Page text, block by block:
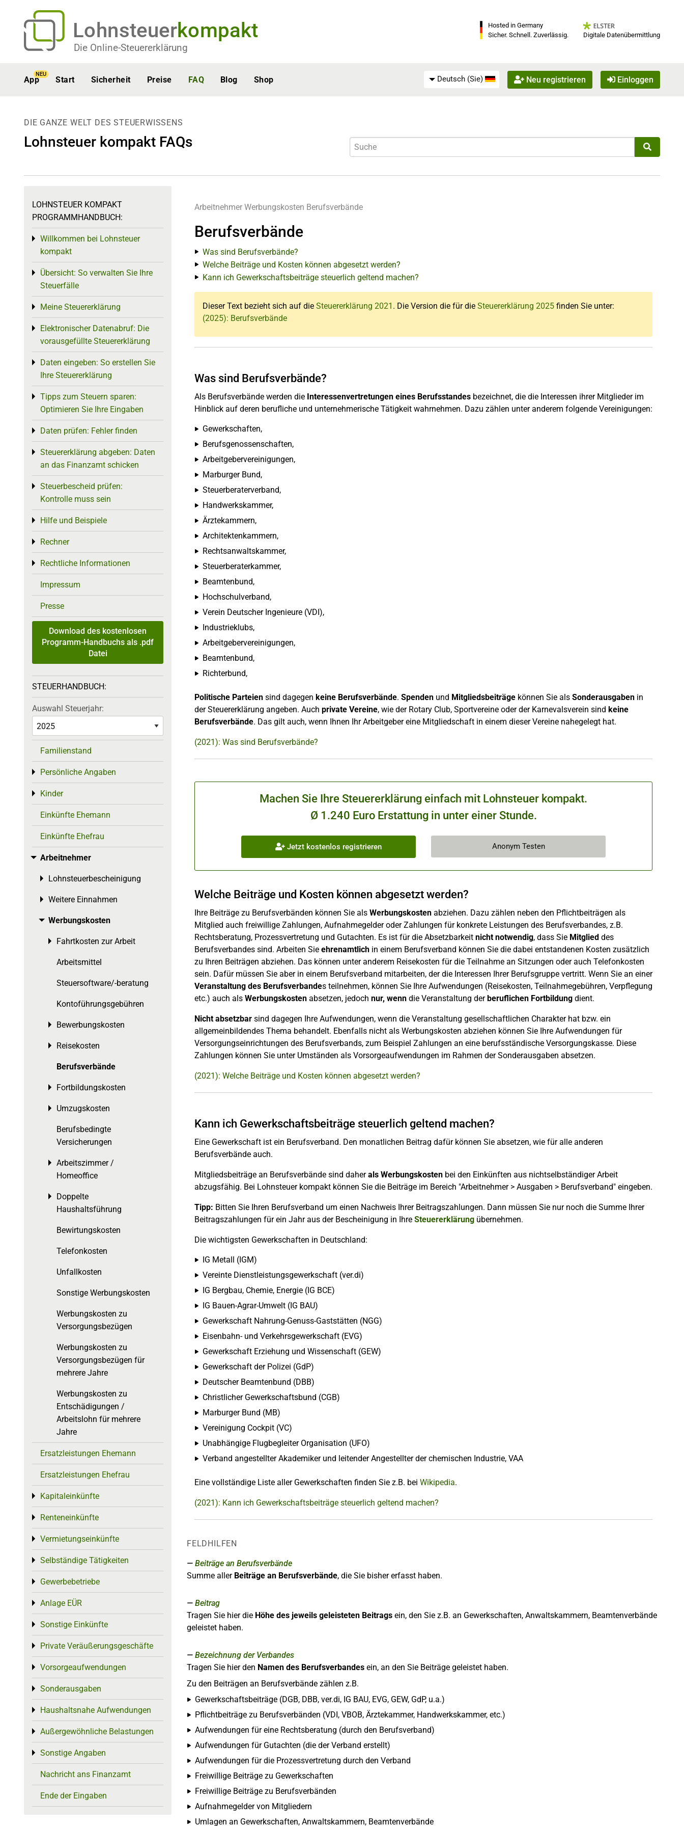
Lohnsteuerkompakt
Die Online-Steuererklärung
Hosted in Germany
Sicher. Schnell. Zuverlässig.
Digitale Datenübermittlung
App
NEU
Start Sicherheit Preise FAQ Blog Shop Deutsch (Sie) Neu registrieren Einloggen
DIE GANZE WELT DES STEUERWISSENS
Lohnsteuer kompakt FAQs
Arbeitnehmer Werbungskosten Berufsverbände
Berufsverbände
Was sind Berufsverbände?
Welche Beiträge und Kosten können abgesetzt werden?
Kann ich Gewerkschaftsbeiträge steuerlich geltend machen?
Dieser Text bezieht sich auf die Steuererklärung 2021 . Die Version die für die Steuererklärung 2025 finden Sie unter:
(2025): Berufsverbände
Was sind Berufsverbände?
Als Berufsverbände werden die Interessenvertretungen eines Berufsstandes bezeichnet, die die Interessen ihrer Mitglieder im
Hinblick auf deren berufliche und unternehmerische Tätigkeit wahrnehmen. Dazu zählen unter anderem folgende Vereinigungen:
Gewerkschaften,
Berufsgenossenschaften,
Arbeitgebervereinigungen,
Marburger Bund,
Steuerberaterverband,
Handwerkskammer,
Ärztekammern,
Architektenkammern,
Rechtsanwaltskammer,
Steuerberaterkammer,
Beamtenbund,
Hochschulverband,
Verein Deutscher Ingenieure (VDI),
Industrieklubs,
Arbeitgebervereinigungen,
Beamtenbund,
Richterbund,
Politische Parteien sind dagegen keine Berufsverbände. Spenden und Mitgliedsbeiträge können Sie als Sonderausgaben in
der Steuererklärung angeben. Auch private Vereine, wie der Rotary Club, Sportvereine oder der Karnevalsverein sind keine
Berufsverbände. Das gilt auch, wenn Ihnen Ihr Arbeitgeber eine Mitgliedschaft in einem dieser Vereine nahegelegt hat.
(2021): Was sind Berufsverbände?
Machen Sie Ihre Steuererklärung einfach mit Lohnsteuer kompakt.
Ø 1.240 Euro Erstattung in unter einer Stunde.
Jetzt kostenlos registrieren Anonym Testen
Welche Beiträge und Kosten können abgesetzt werden?
Ihre Beiträge zu Berufsverbänden können Sie als Werbungskosten abziehen. Dazu zählen neben den Pflichtbeiträgen als
Mitglied auch freiwillige Zahlungen, Aufnahmegelder oder Zahlungen für konkrete Leistungen des Berufsverbandes, z.B.
Rechtsberatung, Prozessvertretung und Gutachten. Es ist für die Absetzbarkeit nicht notwendig, dass Sie Mitglied des
Berufsverbandes sind. Arbeiten Sie ehrenamtlich in einem Berufsverband können Sie die dabei entstandenen Kosten zusätzlich
zu Ihren Beiträgen abziehen. Das können unter anderem Reisekosten für die Teilnahme an Sitzungen oder auch Telefonkosten
sein. Dafür müssen Sie aber in einem Berufsverband mitarbeiten, der die Interessen Ihrer Berufsgruppe vertritt. Wenn Sie an einer
Veranstaltung des Berufsverbandes teilnehmen, können Sie Ihre Aufwendungen (Reisekosten, Teilnahmegebühren, Verpflegung
etc.) auch als Werbungskosten absetzen, jedoch nur, wenn die Veranstaltung derberuflichen Fortbildung dient.
Nicht absetzbar sind dagegen Ihre Aufwendungen, wenn die Veranstaltung gesellschaftlichen Charakter hat bzw. ein
allgemeinbildendes Thema behandelt. Ebenfalls nicht als Werbungskosten abziehen können Sie Ihre Aufwendungen für
Versorgungseinrichtungen des Berufsverbands, zum Beispiel Zahlungen an eine berufsständische Versorgungskasse. Diese
Zahlungen können Sie unter Umständen als Vorsorgeaufwendungen im Rahmen der Sonderausgaben absetzen.
(2021): Welche Beiträge und Kosten können abgesetzt werden?
Kann ich Gewerkschaftsbeiträge steuerlich geltend machen?
Eine Gewerkschaft ist ein Berufsverband. Den monatlichen Beitrag dafür können Sie absetzen, wie für alle anderen
Berufsverbände auch.
Mitgliedsbeiträge an Berufsverbände sind daherals Werbungskosten bei den Einkünften aus nichtselbständiger Arbeit
abzugsfähig. Bei Lohnsteuer kompakt können Sie die Beiträge im Bereich "Arbeitnehmer > Ausgaben > Berufsverband" eingeben.
Tipp: Bitten Sie Ihren Berufsverband um einen Nachweis Ihrer Beitragszahlungen. Dann müssen Sie nur noch die Summe Ihrer
Beitragszahlungen für ein Jahr aus der Bescheinigung in Ihre Steuererklärung übernehmen.
Die wichtigsten Gewerkschaften in Deutschland:
IG Metall (IGM)
Vereinte Dienstleistungsgewerkschaft (ver.di)
IG Bergbau, Chemie, Energie (IG BCE)
IG Bauen-Agrar-Umwelt (IG BAU)
Gewerkschaft Nahrung-Genuss-Gaststätten (NGG)
Eisenbahn- und Verkehrsgewerkschaft (EVG)
Gewerkschaft Erziehung und Wissenschaft (GEW)
Gewerkschaft der Polizei (GdP)
Deutscher Beamtenbund (DBB)
Christlicher Gewerkschaftsbund (CGB)
Marburger Bund (MB)
Vereinigung Cockpit (VC)
Unabhängige Flugbegleiter Organisation (UFO)
Verband angestellter Akademiker und leitender Angestellter der chemischen Industrie, VAA
Eine vollständige Liste aller Gewerkschaften finden Sie z.B. bei Wikipedia.
(2021): Kann ich Gewerkschaftsbeiträge steuerlich geltend machen?
FELDHILFEN
Beiträge an Berufsverbände
Summe aller Beiträge an Berufsverbände, die Sie bisher erfasst haben.
Beitrag
Tragen Sie hier die Höhe des jeweils geleisteten Beitrags ein, den Sie z.B. an Gewerkschaften, Anwaltskammern, Beamtenverbände
geleistet haben.
Bezeichnung der Verbandes
Tragen Sie hier den Namen des Berufsverbandes ein, an den Sie Beiträge geleistet haben.
Zu den Beiträgen an Berufsverbände zählen z.B.
Gewerkschaftsbeiträge (DGB, DBB, ver.di, IG BAU, EVG, GEW, GdP, u.a.)
Pflichtbeiträge zu Berufsverbänden (VDI, VBOB, Ärztekammer, Handwerkskammer, etc.)
Aufwendungen für eine Rechtsberatung (durch den Berufsverband)
Aufwendungen für Gutachten (die der Verband erstellt)
Aufwendungen für die Prozessvertretung durch den Verband
Freiwillige Beiträge zu Gewerkschaften
Freiwillige Beiträge zu Berufsverbänden
Aufnahmegelder von Mitgliedern
Umlagen an Gewerkschaften, Anwaltskammern, Beamtenverbände
LOHNSTEUER KOMPAKT
PROGRAMMHANDBUCH:
Willkommen bei Lohnsteuer
kompakt
Toggle menu
Übersicht: So verwalten Sie Ihre
Steuerfälle
Toggle menu
Meine Steuererklärung
Toggle menu
Elektronischer Datenabruf: Die
vorausgefüllte Steuererklärung
Toggle menu
Daten eingeben: So erstellen Sie
Ihre Steuererklärung
Toggle menu
Tipps zum Steuern sparen:
Optimieren Sie Ihre Eingaben
Toggle menu
Daten prüfen: Fehler finden
Toggle menu
Steuererklärung abgeben: Daten
an das Finanzamt schicken
Toggle menu
Steuerbescheid prüfen:
Kontrolle muss sein
Toggle menu
Hilfe und Beispiele
Toggle menu
Rechner
Toggle menu
Rechtliche Informationen
Toggle menu
Impressum
Presse
Download des kostenlosen
Programm-Handbuchs als .pdf
Datei
STEUERHANDBUCH:
Auswahl Steuerjahr:
Familienstand
Persönliche Angaben
Toggle menu
Kinder
Toggle menu
Einkünfte Ehemann
Einkünfte Ehefrau
Arbeitnehmer
Toggle menu
Lohnsteuerbescheinigung
Toggle menu
Weitere Einnahmen
Toggle menu
Werbungskosten
Toggle menu
Fahrtkosten zur Arbeit
Toggle menu
Arbeitsmittel
Steuersoftware/-beratung
Kontoführungsgebühren
Bewerbungskosten
Toggle menu
Reisekosten
Toggle menu
Berufsverbände
Fortbildungskosten
Toggle menu
Umzugskosten
Toggle menu
Berufsbedingte
Versicherungen
Arbeitszimmer /
Homeoffice
Toggle menu
Doppelte
Haushaltsführung
Toggle menu
Bewirtungskosten
Telefonkosten
Unfallkosten
Sonstige Werbungskosten
Werbungskosten zu
Versorgungsbezügen
Werbungskosten zu
Versorgungsbezügen für
mehrere Jahre
Werbungskosten zu
Entschädigungen /
Arbeitslohn für mehrere
Jahre
Ersatzleistungen Ehemann
Ersatzleistungen Ehefrau
Kapitaleinkünfte
Toggle menu
Renteneinkünfte
Toggle menu
Vermietungseinkünfte
Toggle menu
Selbständige Tätigkeiten
Toggle menu
Gewerbebetriebe
Toggle menu
Anlage EÜR
Toggle menu
Sonstige Einkünfte
Toggle menu
Private Veräußerungsgeschäfte
Toggle menu
Vorsorgeaufwendungen
Toggle menu
Sonderausgaben
Toggle menu
Haushaltsnahe Aufwendungen
Toggle menu
Außergewöhnliche Belastungen
Toggle menu
Sonstige Angaben
Toggle menu
Nachricht ans Finanzamt
Ende der Eingaben